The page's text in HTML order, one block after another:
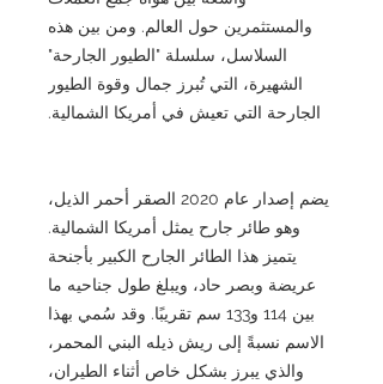
والمستثمرين حول العالم. ومن بين هذه
السلاسل، سلسلة "الطيور الجارحة"
الشهيرة، التي تُبرز جمال وقوة الطيور
الجارحة التي تعيش في أمريكا الشمالية.
يضم إصدار عام 2020 الصقر أحمر الذيل،
وهو طائر جارح يمثل أمريكا الشمالية.
يتميز هذا الطائر الجارح الكبير بأجنحة
عريضة وبصر حاد، ويبلغ طول جناحيه ما
بين 114 و133 سم تقريبًا. وقد سُمي بهذا
الاسم نسبةً إلى ريش ذيله البني المحمر،
والذي يبرز بشكل خاص أثناء الطيران،